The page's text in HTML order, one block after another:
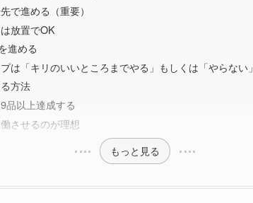
で進める（重要）
放置でOK
進める
は「キリのいいところまでやる」もしくは「やらない」
方法
品以上達成する
させるのが理想
もっと見る